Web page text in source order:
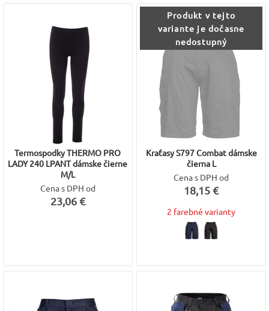
Termospodky THERMO PRO
LADY 240 LPANT dámske čierne
M/L
Cena s DPH od
23,06 €
Produkt v tejto
variante je dočasne
nedostupný
Kraťasy S797 Combat dámske
čierna L
Cena s DPH od
18,15 €
2 farebné varianty